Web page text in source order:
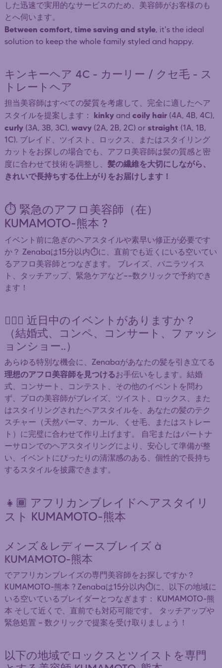
した迅速で実用的なサービスのため、美容師がお客様のも
とへ伺います。
Between comfort, time saving and style, it's the ideal
solution to keep the whole family styled and happy.
キンキーヘア 4C - カーリー / クセ毛 - ス
トレートヘア
担当美容師はすべての髪質を考慮して、完全に適したヘア
スタイルを提案します： kinky and coily hair (4A, 4B, 4C),
curly (3A, 3B, 3C), wavy (2A, 2B, 2C) or straight (1A, 1B,
1C). ブレイド、ツイスト、ロックス、またはスタイリング
カットをお探しの場合でも、アフロ美容師は髪の質感と密
度に合わせて技術を調整し、 髪の繊維を大切にしながら、
きれいで長持ちする仕上がりをお届けします！
⏱️ 緊急のアフロ美容師（在）
KUMAMOTO-熊本 ?
イベント前に急ぎのヘアスタイルや素早い修正が必要です
か？ Zenabaは15分以内⏱️に、直前でも近くにいる空いてい
るアフロ美容師とつなぎます。 ブレイズ、バニラツイス
ト、タッチアップ、緊急ケアなど——数クリックで予約でき
ます！
👰🏿‍♀️ 近日中のイベントがありますか？
（結婚式、コンペ、コンサート、ファッシ
ョンショー..）
あらゆる特別な機会に、Zenabaがあなたの髪を引き立てる
理想のアフロ美容師を見つけるお手伝いをします。結婚
式、コンサート、コンテスト、その他のイベントを問わ
ず、プロの美容師がブレイズ、ツイスト、ロックス、また
はスタイリングされたヘアスタイルを、あなたの髪のテク
スチャー（天然パーマ、カール、くせ毛、またはストレー
ト）に完璧に合わせて作り上げます。 自宅またはパートナ
ーサロンでのヘアスタイリングにより、安心して準備が整
い、イベントにぴったりの清潔感のある、個性的で長持ち
するスタイルを披露できます。
👧🏾 アフリカンブレイドヘアスタイリ
スト KUMAMOTO-熊本
メンズ＆レディースブレイズ à
KUMAMOTO-熊本
でアフリカンブレイズの専門美容師をお探しですか？
KUMAMOTO-熊本 ? Zenabaは15分以内⏱️に、以下の地域に
いる空いているブレイダーとつなぎます： KUMAMOTO-熊
本 そして近くで、直前でも対応可能です。 タッチアップや
緊急処置 — 数クリックで提案を受け取りましょう！
以下の地域でロックスとツイストを専門